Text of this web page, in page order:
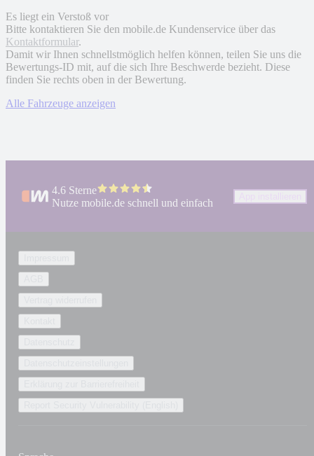
Es liegt ein Verstoß vor
Bitte kontaktieren Sie den mobile.de Kundenservice über das
Kontaktformular.
Damit wir Ihnen schnellstmöglich helfen können, teilen Sie uns die
Bewertungs-ID mit, auf die sich Ihre Beschwerde bezieht. Diese
finden Sie rechts oben in der Bewertung.
Alle Fahrzeuge anzeigen
4.6 Sterne
Nutze mobile.de schnell und einfach